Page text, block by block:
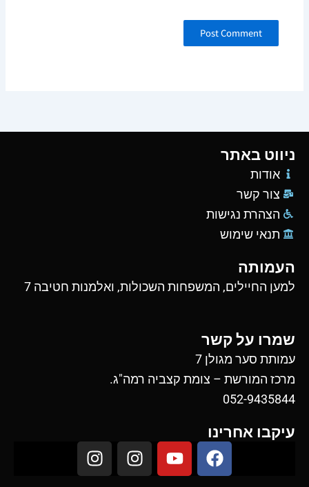
ניווט באתר
אודות
צור קשר
הצהרת נגישות
תנאי שימוש
העמותה
למען החיילים, המשפחות השכולות, ואלמנות חטיבה 7
שמרו על קשר
עמותת סער מגולן 7
מרכז המורשת – צומת קצביה רמה"ג.
052-9435844
עיקבו אחרינו
F
a
Y
o
I
n
I
n